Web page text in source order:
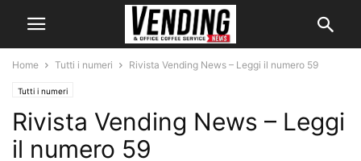
Home Tutti i numeri Rivista Vending News – Leggi il numero 59
Tutti i numeri
Rivista Vending News – Leggi
il numero 59